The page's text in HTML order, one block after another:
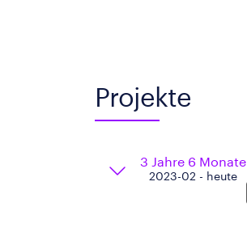
Projekte
3 Jahre 6 Monate
2023-02 - heute